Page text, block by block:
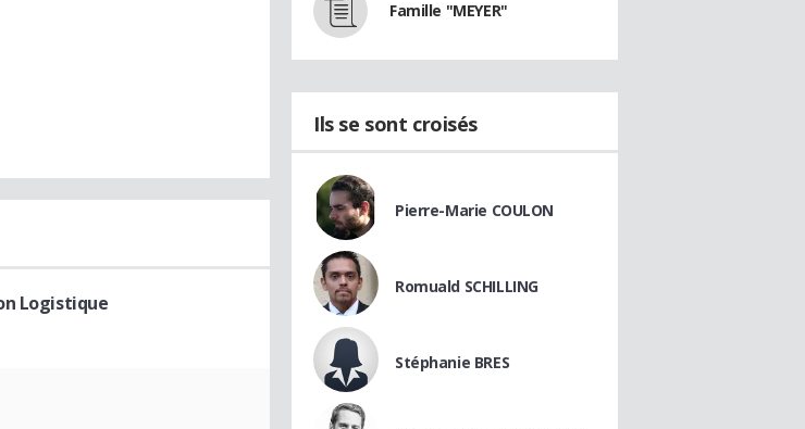
Logistique
Famille "MEYER"
Ils se sont croisés
Pierre-Marie COULON
Romuald SCHILLING
Stéphanie BRES